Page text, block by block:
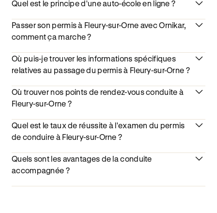
Quel est le principe d'une auto-école en ligne ?
Passer son permis à Fleury-sur-Orne avec Ornikar,
comment ça marche ?
Où puis-je trouver les informations spécifiques
relatives au passage du permis à Fleury-sur-Orne ?
Où trouver nos points de rendez-vous conduite à
Fleury-sur-Orne ?
Quel est le taux de réussite à l'examen du permis
de conduire à Fleury-sur-Orne ?
Quels sont les avantages de la conduite
accompagnée ?